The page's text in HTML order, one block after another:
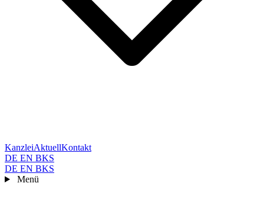
KanzleiAktuellKontakt
DE EN BKS
DE EN BKS
Menü